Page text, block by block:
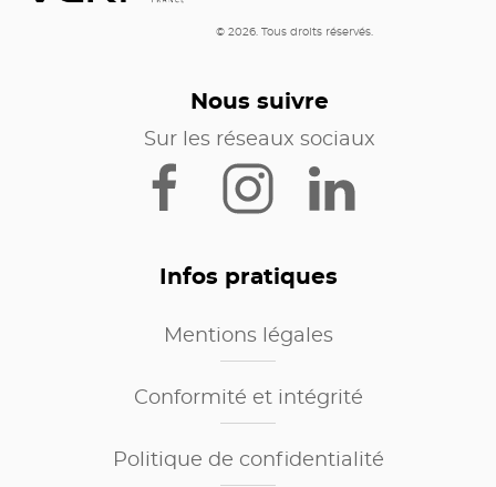
© 2026. Tous droits réservés.
Nous suivre
Sur les réseaux sociaux
Infos pratiques
Mentions légales
Conformité et intégrité
Politique de confidentialité